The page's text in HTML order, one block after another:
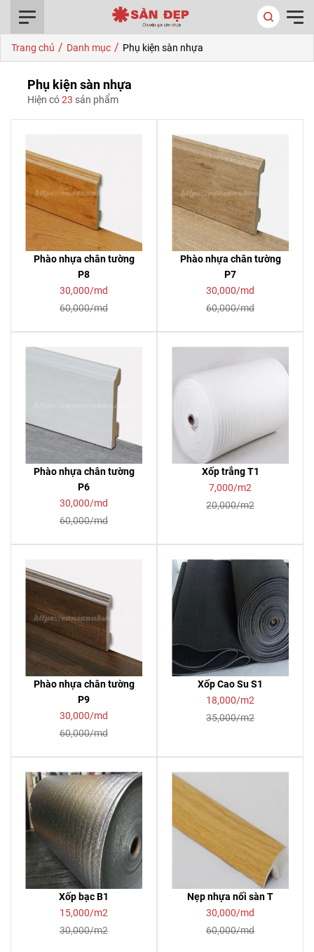
Trang chủ / Danh mục / Phụ kiện sàn nhựa
Phụ kiện sàn nhựa
Hiện có23 sản phẩm
Phào nhựa chân tường
P8
30,000/md
60,000/md
Phào nhựa chân tường
P7
30,000/md
60,000/md
Phào nhựa chân tường
P6
30,000/md
60,000/md
Xốp trắng T1
7,000/m2
20,000/m2
Phào nhựa chân tường
P9
30,000/md
60,000/md
Xốp Cao Su S1
18,000/m2
35,000/m2
Xốp bạc B1
15,000/m2
30,000/m2
Nẹp nhựa nối sàn T
30,000/md
60,000/md